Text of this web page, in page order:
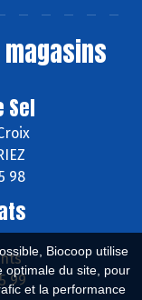
Biocoop utilise
optimale du site, pour
et la performance
Sel
98
99